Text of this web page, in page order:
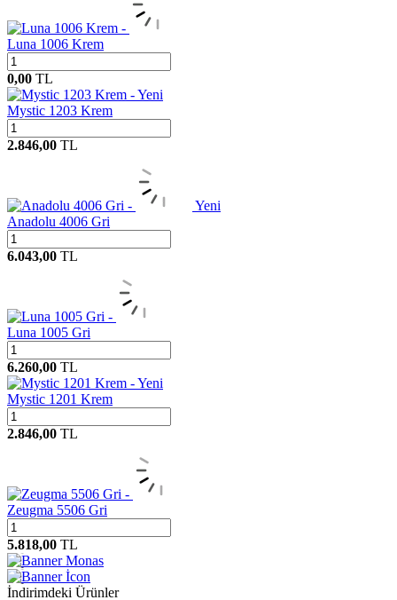
Luna 1006 Krem
0,00 TL
Yeni
Mystic 1203 Krem
2.846,00 TL
Yeni
Anadolu 4006 Gri
6.043,00 TL
Luna 1005 Gri
6.260,00 TL
Yeni
Mystic 1201 Krem
2.846,00 TL
Zeugma 5506 Gri
5.818,00 TL
Monas
İcon
İndirimdeki Ürünler